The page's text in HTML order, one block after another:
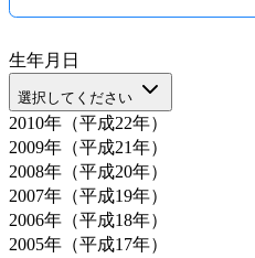
生年月日
選択してください
2010年（平成22年）
2009年（平成21年）
2008年（平成20年）
2007年（平成19年）
2006年（平成18年）
2005年（平成17年）